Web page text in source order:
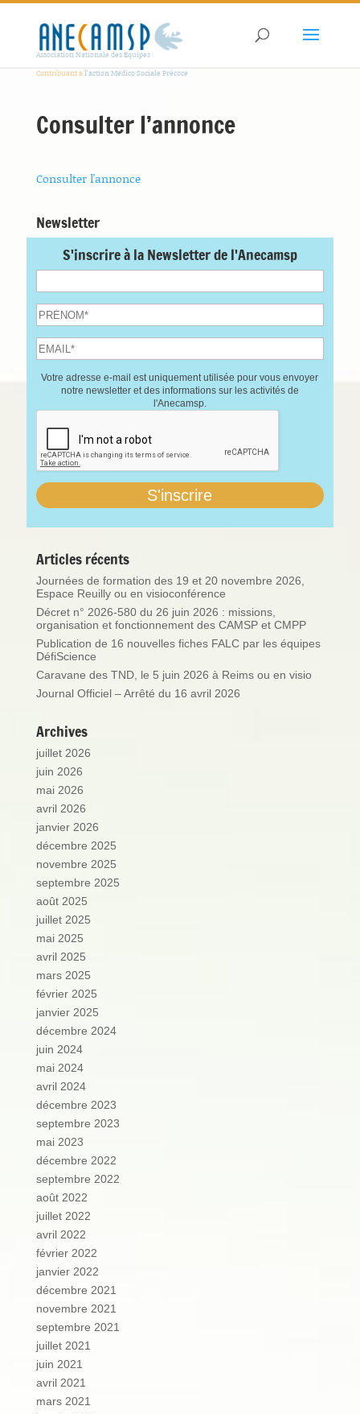
Association Nationale des Equipes
Contribuant àl'action Médico Sociale Précoce
Consulter l’annonce
Consulter l'annonce
Newsletter
S'inscrire à la Newsletter de l'Anecamsp
Votre adresse e-mail est uniquement utilisée pour vous envoyer
notre newsletter et des informations sur les activités de
l'Anecamsp.
Articles récents
Journées de formation des 19 et 20 novembre 2026,
Espace Reuilly ou en visioconférence
Décret n° 2026-580 du 26 juin 2026 : missions,
organisation et fonctionnement des CAMSP et CMPP
Publication de 16 nouvelles fiches FALC par les équipes
DéfiScience
Caravane des TND, le 5 juin 2026 à Reims ou en visio
Journal Officiel – Arrêté du 16 avril 2026
Archives
juillet 2026
juin 2026
mai 2026
avril 2026
janvier 2026
décembre 2025
novembre 2025
septembre 2025
août 2025
juillet 2025
mai 2025
avril 2025
mars 2025
février 2025
janvier 2025
décembre 2024
juin 2024
mai 2024
avril 2024
décembre 2023
septembre 2023
mai 2023
décembre 2022
septembre 2022
août 2022
juillet 2022
avril 2022
février 2022
janvier 2022
décembre 2021
novembre 2021
septembre 2021
juillet 2021
juin 2021
avril 2021
mars 2021